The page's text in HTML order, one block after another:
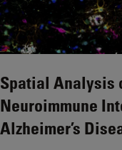
Spatial Analysis
Neuroimmune
Alzheimer’s